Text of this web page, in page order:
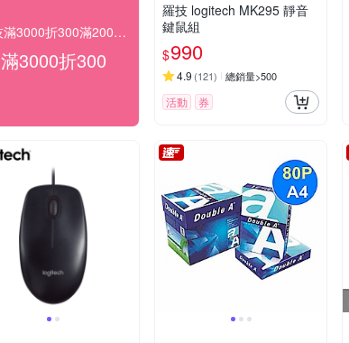
羅技滿3000折300滿2000折200
滿3000折300
羅技 logitech MK295 靜音
鍵鼠組
$990
4.9 (121) 總銷量>500
活動 券